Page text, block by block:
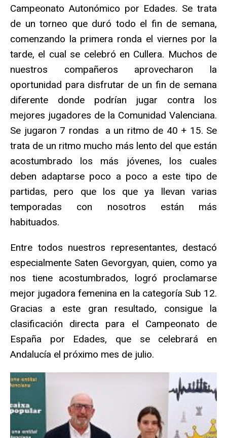
Campeonato Autonómico por Edades. Se trata
de un torneo que duró todo el fin de semana,
comenzando la primera ronda el viernes por la
tarde, el cual se celebró en Cullera. Muchos de
nuestros compañeros aprovecharon la
oportunidad para disfrutar de un fin de semana
diferente donde podrían jugar contra los
mejores jugadores de la Comunidad Valenciana.
Se jugaron 7 rondas a un ritmo de 40 + 15. Se
trata de un ritmo mucho más lento del que están
acostumbrado los más jóvenes, los cuales
deben adaptarse poco a poco a este tipo de
partidas, pero que los que ya llevan varias
temporadas con nosotros están más
habituados.
Entre todos nuestros representantes, destacó
especialmente Saten Gevorgyan, quien, como ya
nos tiene acostumbrados, logró proclamarse
mejor jugadora femenina en la categoría Sub 12.
Gracias a este gran resultado, consigue la
clasificación directa para el Campeonato de
España por Edades, que se celebrará en
Andalucía el próximo mes de julio.